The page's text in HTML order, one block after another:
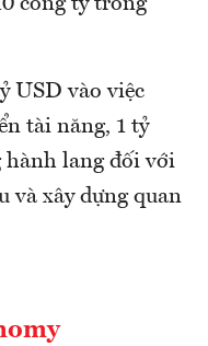
công ty trong
USD vào việc
tài năng, 1 tỷ
hành lang đối với
và xây dựng quan